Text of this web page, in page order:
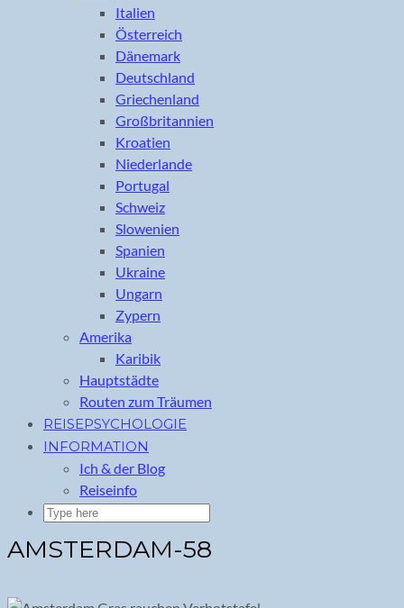
Italien
Österreich
Dänemark
Deutschland
Griechenland
Großbritannien
Kroatien
Niederlande
Portugal
Schweiz
Slowenien
Spanien
Ukraine
Ungarn
Zypern
Amerika
Karibik
Hauptstädte
Routen zum Träumen
REISEPSYCHOLOGIE
INFORMATION
Ich & der Blog
Reiseinfo
AMSTERDAM-58